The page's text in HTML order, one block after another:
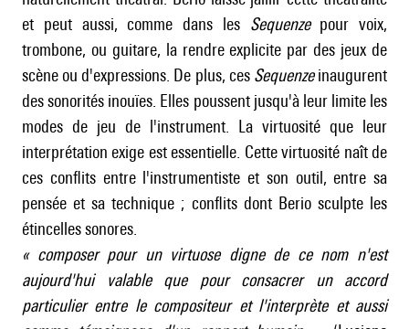
et peut aussi, comme dans les Sequenzepour voix,
trombone, ou guitare, la rendre explicite par des jeux de
scène ou d'expressions. De plus, ces Sequenzeinaugurent
des sonorités inouïes. Elles poussent jusqu'à leur limite les
modes de jeu de l'instrument. La virtuosité que leur
interprétation exige est essentielle. Cette virtuosité naît de
ces conflits entre l'instrumentiste et son outil, entre sa
pensée et sa technique ; conflits dont Berio sculpte les
étincelles sonores.
« composer pour un virtuose digne de ce nom n'est
aujourd'hui valable que pour consacrer un accord
particulier entre le compositeur et l'interprète et aussi